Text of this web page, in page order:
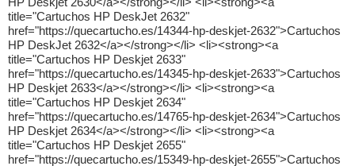
title="Cartuchos HP DeskJet 2632"
href="https://quecartucho.es/14344-hp-deskjet-2632">Cartuchos
HP DeskJet 2632</a></strong></li> <li><strong><a
title="Cartuchos HP Deskjet 2633"
href="https://quecartucho.es/14345-hp-deskjet-2633">Cartuchos
HP Deskjet 2633</a></strong></li> <li><strong><a
title="Cartuchos HP Deskjet 2634"
href="https://quecartucho.es/14765-hp-deskjet-2634">Cartuchos
HP Deskjet 2634</a></strong></li> <li><strong><a
title="Cartuchos HP Deskjet 2655"
href="https://quecartucho.es/15349-hp-deskjet-2655">Cartuchos